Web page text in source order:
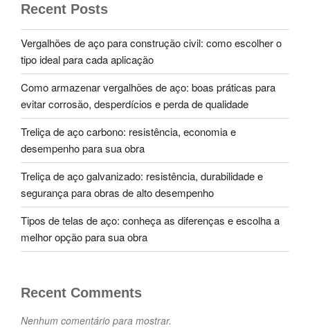
Recent Posts
Vergalhões de aço para construção civil: como escolher o
tipo ideal para cada aplicação
Como armazenar vergalhões de aço: boas práticas para
evitar corrosão, desperdícios e perda de qualidade
Treliça de aço carbono: resistência, economia e
desempenho para sua obra
Treliça de aço galvanizado: resistência, durabilidade e
segurança para obras de alto desempenho
Tipos de telas de aço: conheça as diferenças e escolha a
melhor opção para sua obra
Recent Comments
Nenhum comentário para mostrar.